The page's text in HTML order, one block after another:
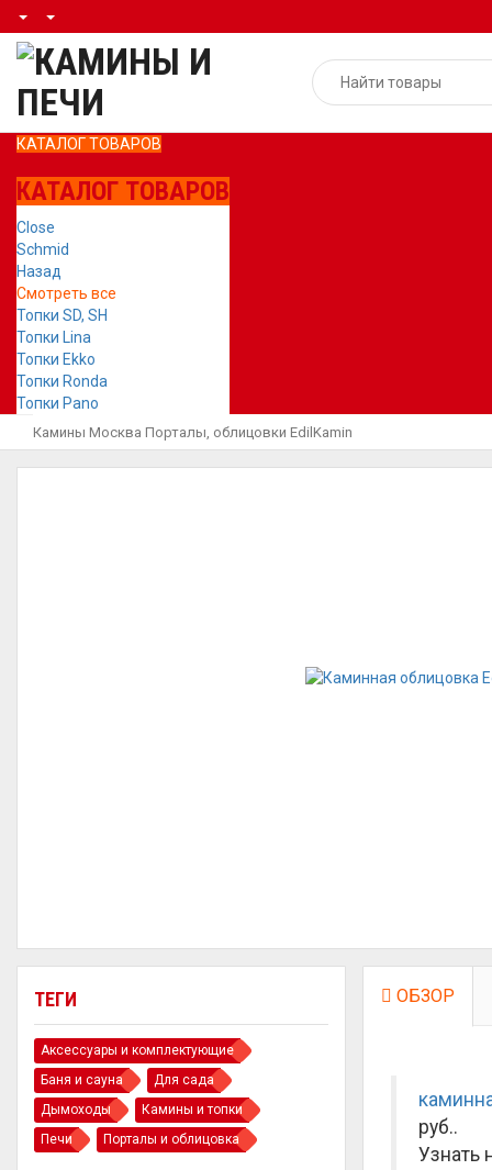
КАТАЛОГ ТОВАРОВ
КАТАЛОГ ТОВАРОВ
Close
Schmid
Назад
Смотреть все
Топки SD, SH
Топки Lina
Топки Ekko
Топки Ronda
Топки Pano
Камины Москва Порталы, облицовки EdilKamin
ТЕГИ
Аксессуары и комплектующие
Баня и сауна
Для сада
Дымоходы
Камины и топки
Печи
Порталы и облицовка
ОБЗОР
руб..
Узнать